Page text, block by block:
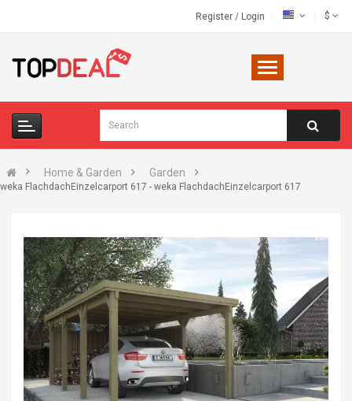
Register / Login $
Home & Garden Garden
weka FlachdachEinzelcarport 617 - weka FlachdachEinzelcarport 617